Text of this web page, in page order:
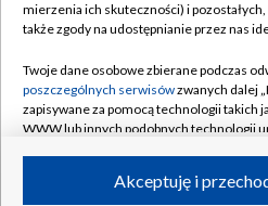
Naziemna Telewizja Cyfrowa
Rada Programowa
System NOS
Informacje o nadawcy
Program dla prasy
mierzenia ich skuteczności) i
także zgody na udostępnianie przez nas
Twoje dane osobowe zbierane podczas
poszczególnych serwisówzwanych dalej
zapisywane za pomocą technologii takich
WWW lub innych podobnych technologii
ruchu w Internecie.Akceptuję i